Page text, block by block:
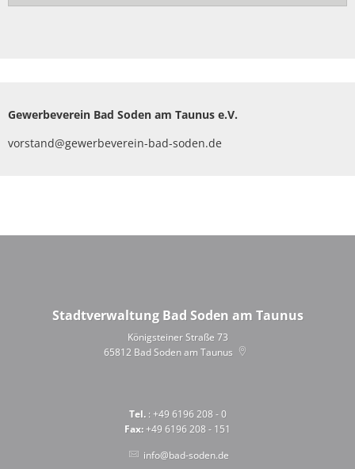
Gewerbeverein Bad Soden am Taunus e.V.
vorstand@gewerbeverein-bad-soden.de
Stadtverwaltung Bad Soden am Taunus
Königsteiner Straße 73
65812 Bad Soden am Taunus
Tel.: +49 6196 208 - 0
Fax:+49 6196 208 - 151
info@bad-soden.de